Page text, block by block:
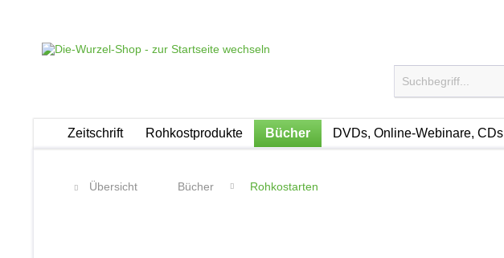
Zeitschrift Rohkostprodukte Bücher DVDs, Online-Webinare, CDs
Übersicht Bücher Rohkostarten